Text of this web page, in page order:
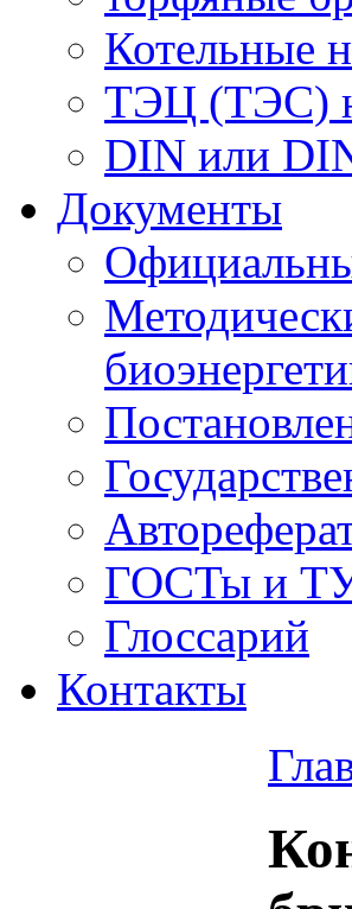
Котельные
ТЭЦ (ТЭС)
DIN или
Документы
ГОСТы и ТУ
Глоссарий
Контакты